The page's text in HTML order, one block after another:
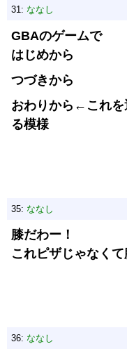
31: ななし
GBAのゲームで
はじめから
つづきから
おわりから←これを
る模様
35: ななし
膝だわー！
これピザじゃなくて
36: ななし